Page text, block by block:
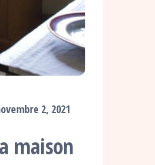
2, 2021
maison